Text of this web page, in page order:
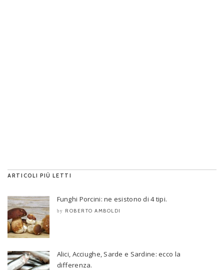
ARTICOLI PIÙ LETTI
Funghi Porcini: ne esistono di 4 tipi.
by ROBERTO AMBOLDI
Alici, Acciughe, Sarde e Sardine: ecco la
differenza.